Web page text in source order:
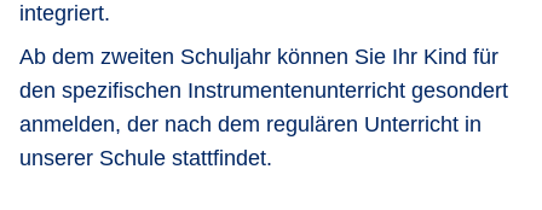
integriert.
Ab dem zweiten Schuljahr können Sie Ihr Kind für
den spezifischen Instrumentenunterricht gesondert
anmelden, der nach dem regulären Unterricht in
unserer Schule stattfindet.